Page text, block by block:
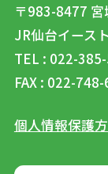
〒983-8477
JR仙台イース
TEL : 022-
FAX : 022-
個人情報保護